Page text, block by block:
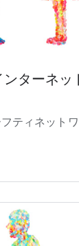
ターネッ
ティネット